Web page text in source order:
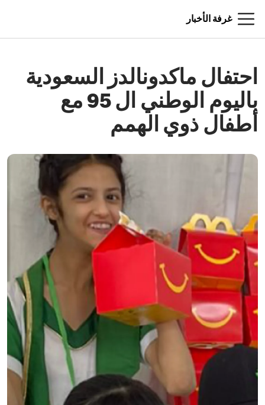
غرفة الأخبار
احتفال ماكدونالدز السعودية
باليوم الوطني ال 95 مع
أطفال ذوي الهمم